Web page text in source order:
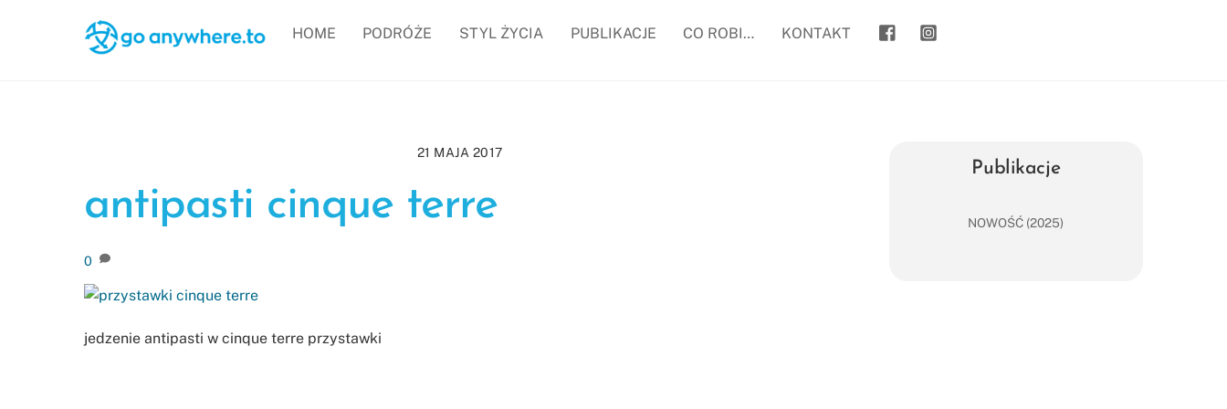
goanywhere.to
HOME PODRÓŻE STYL ŻYCIA PUBLIKACJE CO ROBI… KONTAKT
21 MAJA 2017
antipasti cinque terre
0
jedzenie antipasti w cinque terre przystawki
Publikacje
NOWOŚĆ (2025)